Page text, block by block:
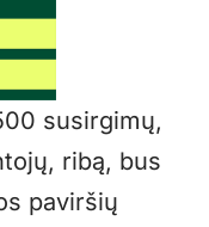
susirgimų,
ribą, bus
paviršių